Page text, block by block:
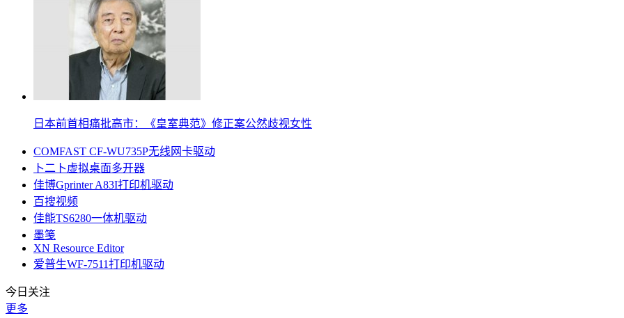
日本前首相痛批高市：《皇室典范》修正案公然歧视女性
COMFAST CF-WU735P无线网卡驱动
卜二卜虚拟桌面多开器
佳博Gprinter A83I打印机驱动
百搜视频
佳能TS6280一体机驱动
墨笺
XN Resource Editor
爱普生WF‑7511打印机驱动
今日关注
更多